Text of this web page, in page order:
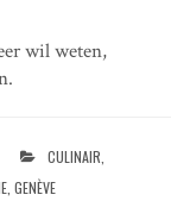
wil weten,
CULINAIR
, GENÈVE